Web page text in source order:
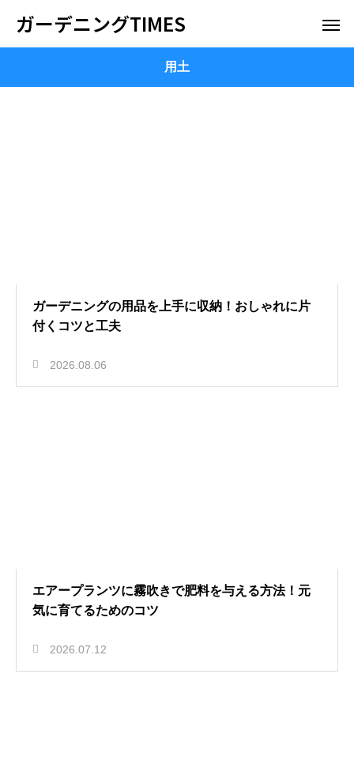
ガーデニングTIMES
用土
ガーデニングの用品を上手に収納！おしゃれに片
付くコツと工夫
2026.08.06
エアープランツに霧吹きで肥料を与える方法！元
気に育てるためのコツ
2026.07.12